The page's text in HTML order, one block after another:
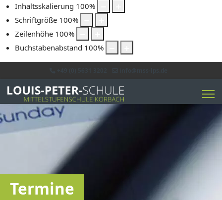
Inhaltsskalierung 100%
Schriftgröße 100%
Zeilenhöhe 100%
Buchstabenabstand 100%
Termine